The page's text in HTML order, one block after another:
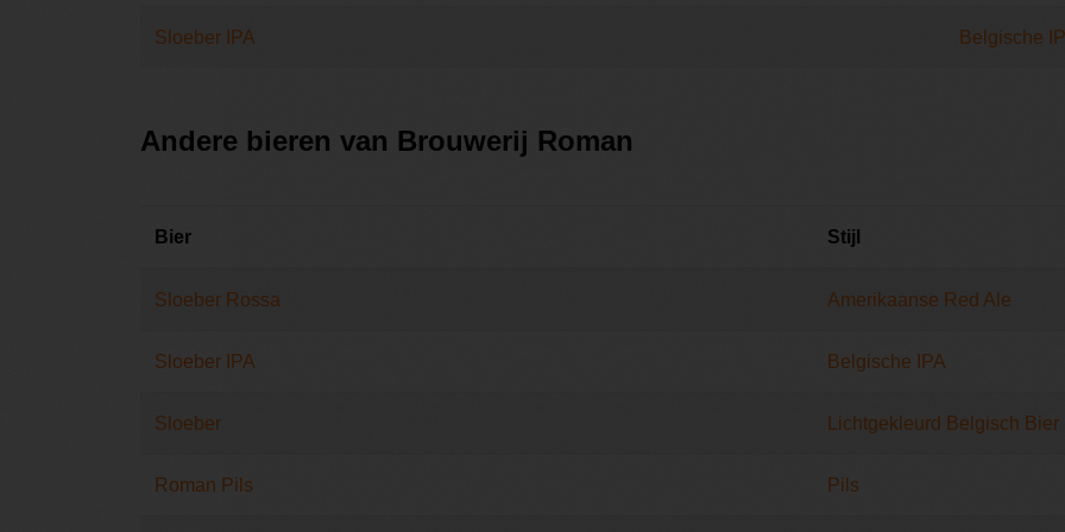
Sloeber IPA Belgische
Andere bieren van Brouwerij Roman
Bier Stijl
Sloeber Rossa Amerikaanse Red Ale
Sloeber IPA Belgische IPA
Sloeber Lichtgekleurd Belgisch Bier
Roman Pils Pils